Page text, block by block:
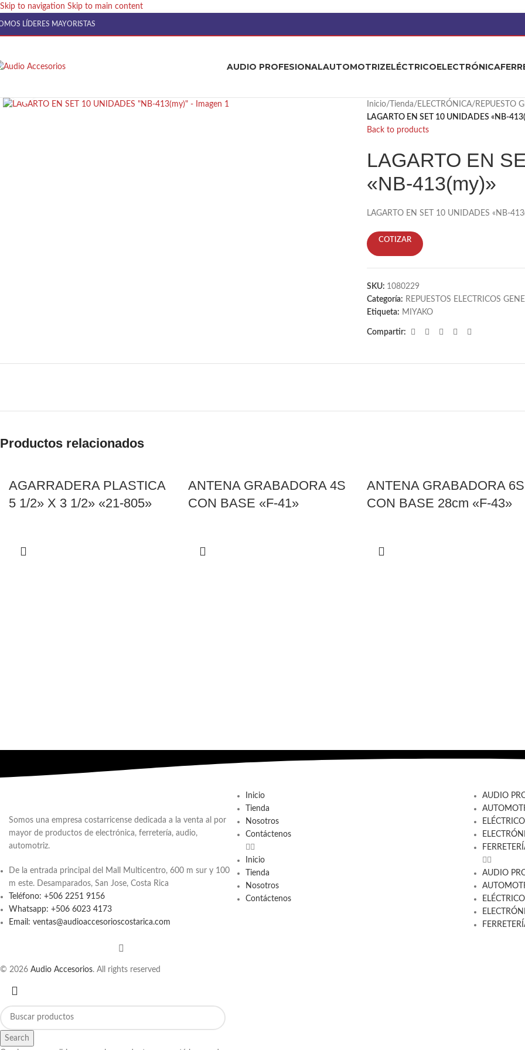
Skip to navigation Skip to main content
LÍDERES MAYORISTAS
AUDIO PROFESIONALAUTOMOTRIZELÉCTRICOELECTRÓNICA
Inicio/ Tienda/ ELECTRÓNICA/ REPUESTO
LAGARTO EN SET 10 UNIDADES «NB-
Back to products
LAGARTO EN
«NB-413(my)»
LAGARTO EN SET 10 UNIDADES «NB-
COTIZAR
SKU: 1080229
Categoría: REPUESTOS ELECTRICOS
Etiqueta: MIYAKO
Compartir:
Productos relacionados
AGARRADERA PLASTICA
5 1/2» X 3 1/2» «21-805»
ANTENA GRABADORA 4S
CON BASE «F-41»
ANTENA GRABADORA 6S
CON BASE 28cm «F-43»
Somos una empresa costarricense dedicada a la venta al por
mayor de productos de electrónica, ferretería, audio,
automotriz.
De la entrada principal del Mall Multicentro, 600 m sur y 100
m este. Desamparados, San Jose, Costa Rica
Teléfono: +506 2251 9156
Whatsapp: +506 6023 4173
Email: ventas@audioaccesorioscostarica.com
Inicio
Tienda
Nosotros
Contáctenos
Inicio
Tienda
Nosotros
Contáctenos
AUDIO
ELÉCTRICO
AUDIO
ELÉCTRICO
© 2026 Audio Accesorios. All rights reserved
Search